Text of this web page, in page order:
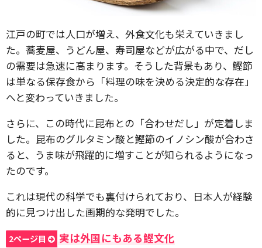
江戸の町では人口が増え、外食文化も栄えていきまし
た。蕎麦屋、うどん屋、寿司屋などが広がる中で、だし
の需要は急速に高まります。そうした背景もあり、鰹節
は単なる保存食から「料理の味を決める決定的な存在」
へと変わっていきました。
さらに、この時代に昆布との「合わせだし」が定着しま
した。昆布のグルタミン酸と鰹節のイノシン酸が合わさ
ると、うま味が飛躍的に増すことが知られるようになっ
たのです。
これは現代の科学でも裏付けられており、日本人が経験
的に見つけ出した画期的な発明でした。
2ページ目 実は外国にもある鰹文化